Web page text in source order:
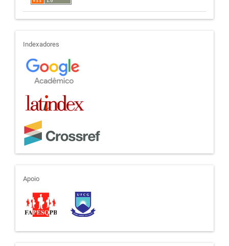
indexadores
Indexadores
apoio
Apoio